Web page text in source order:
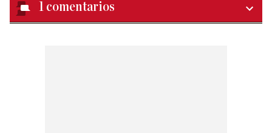
1 comentarios